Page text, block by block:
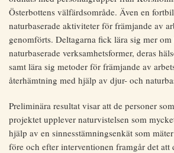
Österbottens välfärdsområde. Även en
naturbaserade aktiviteter för främjande av
genomförts. Deltagarna fick lära sig mer
naturbaserade verksamhetsformer, deras
samt lära sig metoder för främjande av
återhämtning med hjälp av djur- och
Preliminära resultat visar att de personer
projektet upplever naturvistelsen som
hjälp av en sinnesstämningsenkät som
före och efter interventionen framgår det att